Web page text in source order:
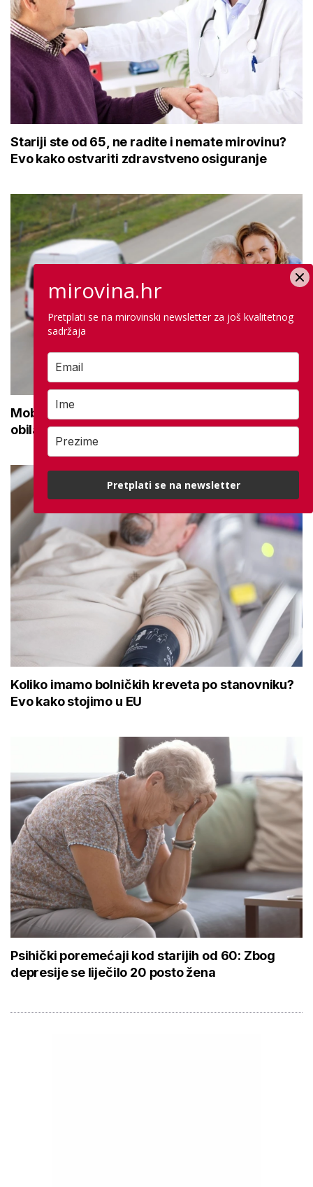
Stariji ste od 65, ne radite i nemate mirovinu?
Evo kako ostvariti zdravstveno osiguranje
Mobilna ambulanta stigla i u Istru: Svaki tjedan
obilaze ruralna područja
Koliko imamo bolničkih kreveta po stanovniku?
Evo kako stojimo u EU
Psihički poremećaji kod starijih od 60: Zbog
depresije se liječilo 20 posto žena
mirovina.hr
Pretplati se na mirovinski newsletter za još kvalitetnog
sadržaja
Pretplati se na newsletter